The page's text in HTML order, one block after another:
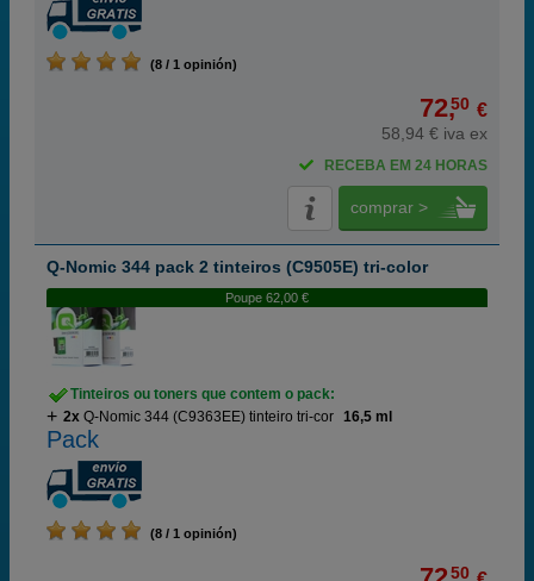
(8 / 1 opinión)
72,50 €
58,94 € iva ex
RECEBA EM 24 HORAS
comprar >
Q-Nomic 344 pack 2 tinteiros (C9505E) tri-color
Poupe 62,00 €
Tinteiros ou toners que contem o pack:
2x Q-Nomic 344 (C9363EE) tinteiro tri-cor 16,5 ml
Pack
(8 / 1 opinión)
50